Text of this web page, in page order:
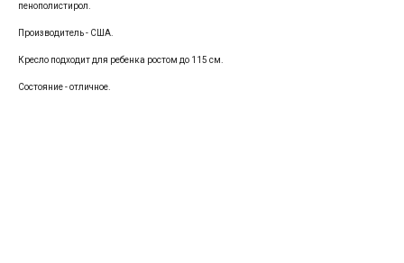
пенополистирол.
Производитель - США.
Кресло подходит для ребенка ростом до 115 см.
Состояние - отличное.